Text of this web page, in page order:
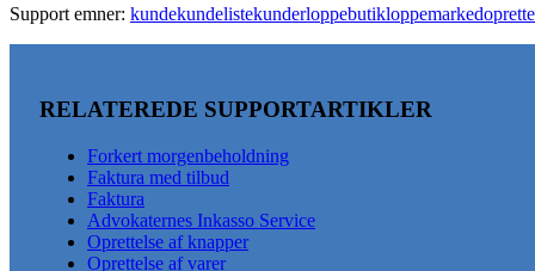
Support emner: kundekundelistekunderloppebutikloppemarked
RELATEREDE SUPPORTARTIKLER
Forkert morgenbeholdning
Faktura med tilbud
Faktura
Advokaternes Inkasso Service
Oprettelse af knapper
Oprettelse af varer